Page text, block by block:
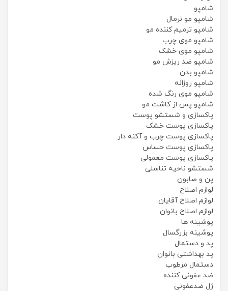
شامپو
شامپو مو نرمال
شامپو ترمیم کننده مو
شامپو موی چرب
شامپو موی خشک
شامپو ضد ریزش مو
شامپو بدن
شامپو روزانه
شامپو موی رنگ شده
شامپو پس از کاشت مو
پاکسازی و شستشو پوست
پاکسازی پوست خشک
پاکسازی پوست چرب و آکنه دار
پاکسازی پوست حساس
پاکسازی پوست معمولی
شستشو ناحیه تناسلی
پن و صابون
لوازم اصلاح
لوازم اصلاح آقایان
لوازم اصلاح بانوان
پوشینه ها
پوشینه بزرگسال
پد و دستمال
پد بهداشتی بانوان
دستمال مرطوب
ضد عفونی کننده
ژل ضدعفونی